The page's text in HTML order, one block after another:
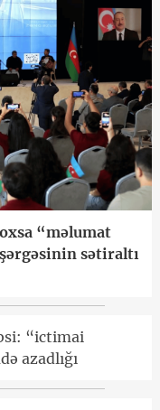
“məlumat
sətiraltı
“ictimai
azadlığı